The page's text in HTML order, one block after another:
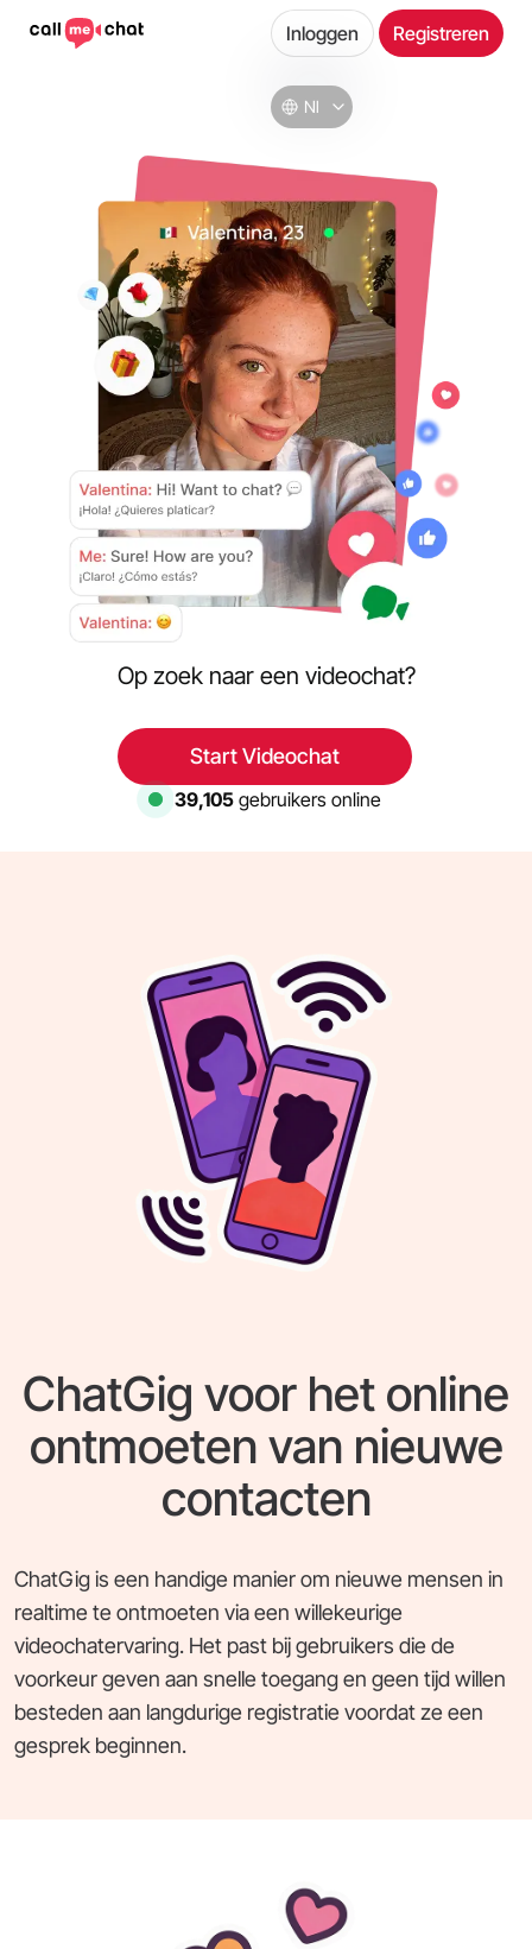
Nl
Inloggen Registreren
Op zoek naar een videochat?
Start Videochat
39,105gebruikers online
ChatGig voor het online
ontmoeten van nieuwe
contacten
ChatGig is een handige manier om nieuwe mensen in
realtime te ontmoeten via een willekeurige
videochatervaring. Het past bij gebruikers die de
voorkeur geven aan snelle toegang en geen tijd willen
besteden aan langdurige registratie voordat ze een
gesprek beginnen.